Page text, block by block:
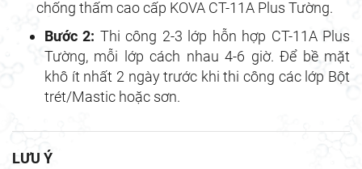
chống thấm cao cấp KOVA CT-11A Plus Tường.
Bước 2: Thi công 2-3 lớp hỗn hợp CT-11A Plus
Tường, mỗi lớp cách nhau 4-6 giờ. Để bề mặt
khô ít nhất 2 ngày trước khi thi công các lớp Bột
trét/Mastic hoặc sơn.
LƯU Ý